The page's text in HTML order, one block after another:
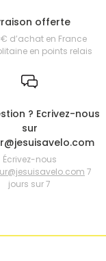
offerte
d’achat en France
en points relais
? Ecrivez-nous
sur
Écrivez-nous
7
jours sur 7